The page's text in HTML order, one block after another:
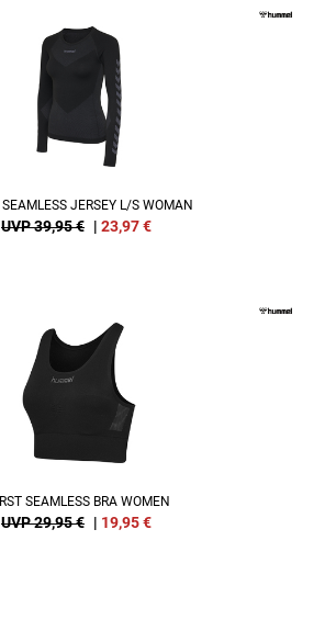
SEAMLESS JERSEY L/S WOMAN
UVP 39,95 € | 23,97€
SEAMLESS BRA WOMEN
UVP 29,95 € | 19,95€